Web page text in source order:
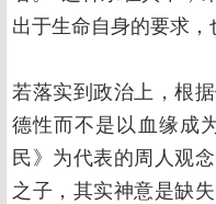
出于生命自身的要求，
若落实到政治上，根
德性而不是以血缘成
民》为代表的周人观
之子，其实神意是缺